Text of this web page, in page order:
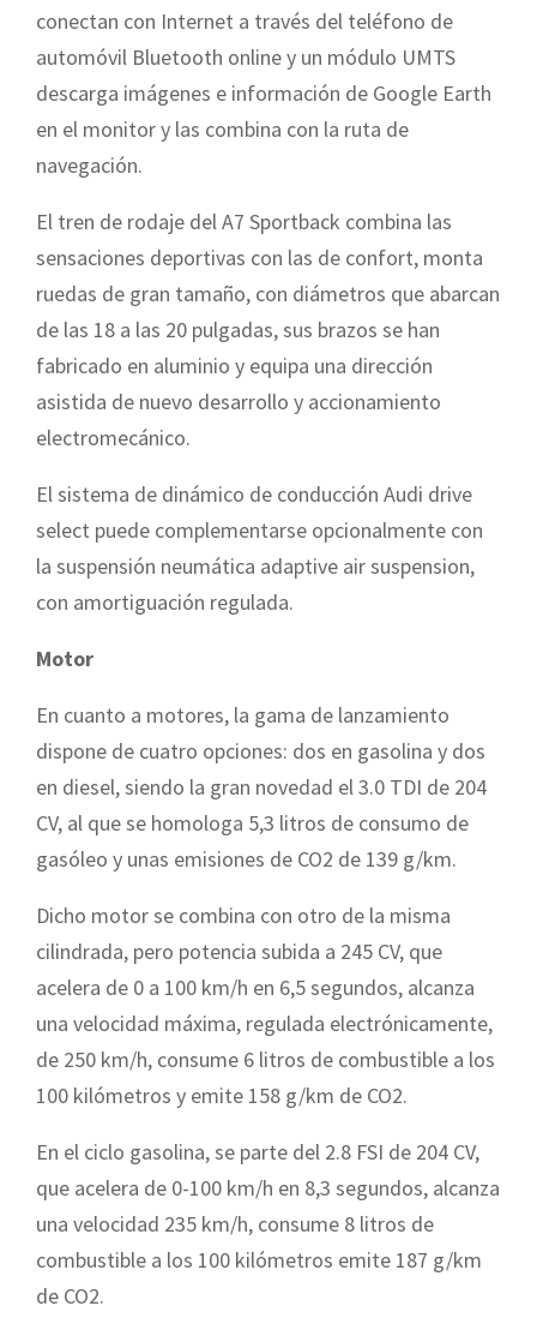
conectan con Internet a través del teléfono de
automóvil Bluetooth online y un módulo UMTS
descarga imágenes e información de Google Earth
en el monitor y las combina con la ruta de
navegación.
El tren de rodaje del A7 Sportback combina las
sensaciones deportivas con las de confort, monta
ruedas de gran tamaño, con diámetros que abarcan
de las 18 a las 20 pulgadas, sus brazos se han
fabricado en aluminio y equipa una dirección
asistida de nuevo desarrollo y accionamiento
electromecánico.
El sistema de dinámico de conducción Audi drive
select puede complementarse opcionalmente con
la suspensión neumática adaptive air suspension,
con amortiguación regulada.
Motor
En cuanto a motores, la gama de lanzamiento
dispone de cuatro opciones: dos en gasolina y dos
en diesel, siendo la gran novedad el 3.0 TDI de 204
CV, al que se homologa 5,3 litros de consumo de
gasóleo y unas emisiones de CO2 de 139 g/km.
Dicho motor se combina con otro de la misma
cilindrada, pero potencia subida a 245 CV, que
acelera de 0 a 100 km/h en 6,5 segundos, alcanza
una velocidad máxima, regulada electrónicamente,
de 250 km/h, consume 6 litros de combustible a los
100 kilómetros y emite 158 g/km de CO2.
En el ciclo gasolina, se parte del 2.8 FSI de 204 CV,
que acelera de 0-100 km/h en 8,3 segundos, alcanza
una velocidad 235 km/h, consume 8 litros de
combustible a los 100 kilómetros emite 187 g/km
de CO2.